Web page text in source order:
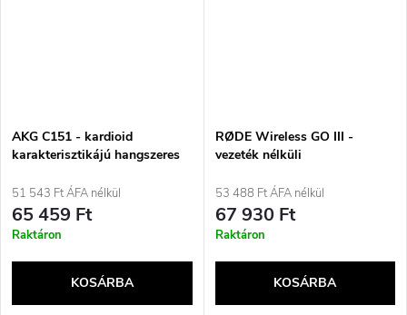
AKG C151 - kardioid
karakterisztikájú hangszeres
51 543 Ft ÁFA nélkül
65 459 Ft
Raktáron
KOSÁRBA
RØDE Wireless GO III -
vezeték nélküli
53 488 Ft ÁFA nélkül
67 930 Ft
Raktáron
KOSÁRBA